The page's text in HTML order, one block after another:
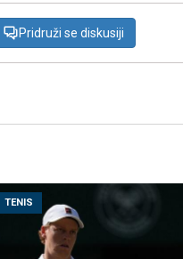
Pridruži se diskusiji
TENIS